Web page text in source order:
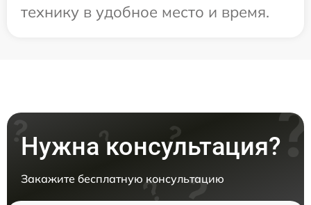
технику в удобное место и время.
Нужна консультация?
Закажите бесплатную консультацию